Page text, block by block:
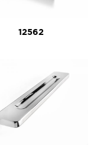
12562